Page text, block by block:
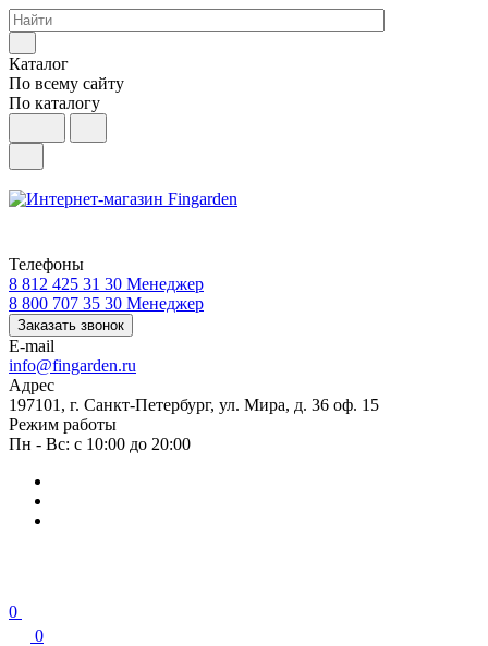
Каталог
По всему сайту
По каталогу
Телефоны
8 812 425 31 30 Менеджер
8 800 707 35 30 Менеджер
Заказать звонок
E-mail
info@fingarden.ru
Адрес
197101, г. Санкт-Петербург, ул. Мира, д. 36 оф. 15
Режим работы
Пн - Вс: с 10:00 до 20:00
0
0